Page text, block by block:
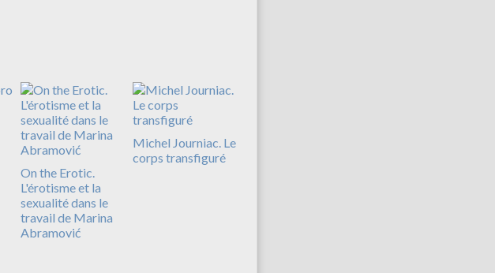
On the Erotic.
L'érotisme et la
sexualité dans le
travail de Marina
Abramović
Michel Journiac. Le
corps transfiguré